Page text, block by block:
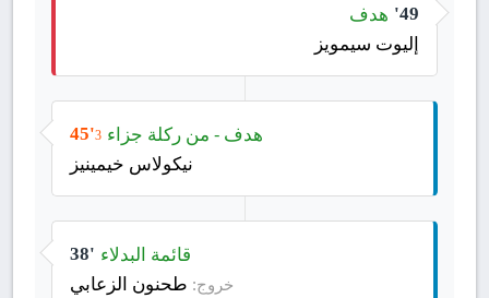
49' هدف
إليوت سيمويز
45'3 هدف - من ركلة جزاء
نيكولاس خيمينيز
38' قائمة البدلاء
خروج: طحنون الزعابي